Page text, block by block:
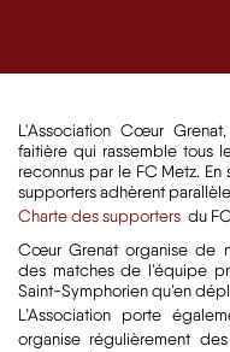
L'Association Cœur
faitière qui rassemble tous
reconnus par le FC Metz.
supporters adhèrent
Charte des supporters du
Cœur Grenat organise de
des matches de l’équipe
Saint-Symphorien qu’en
L’Association porte
organise régulièrement